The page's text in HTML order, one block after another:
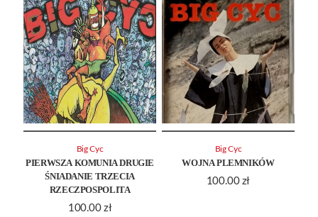
PIERWSZA KOMUNIA DRUGIE
ŚNIADANIE TRZECIA
RZECZPOSPOLITA
100.00 zł
Big Cyc
WOJNA PLEMNIKÓW
100.00 zł
Big Cyc